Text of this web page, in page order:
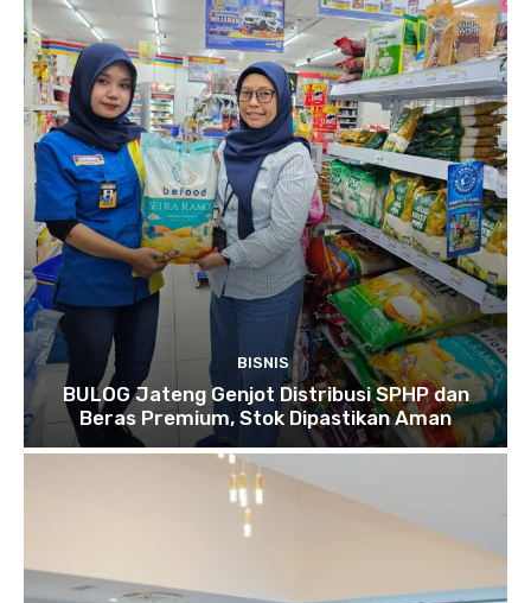
BISNIS
BULOG Jateng Genjot Distribusi SPHP dan
Beras Premium, Stok Dipastikan Aman